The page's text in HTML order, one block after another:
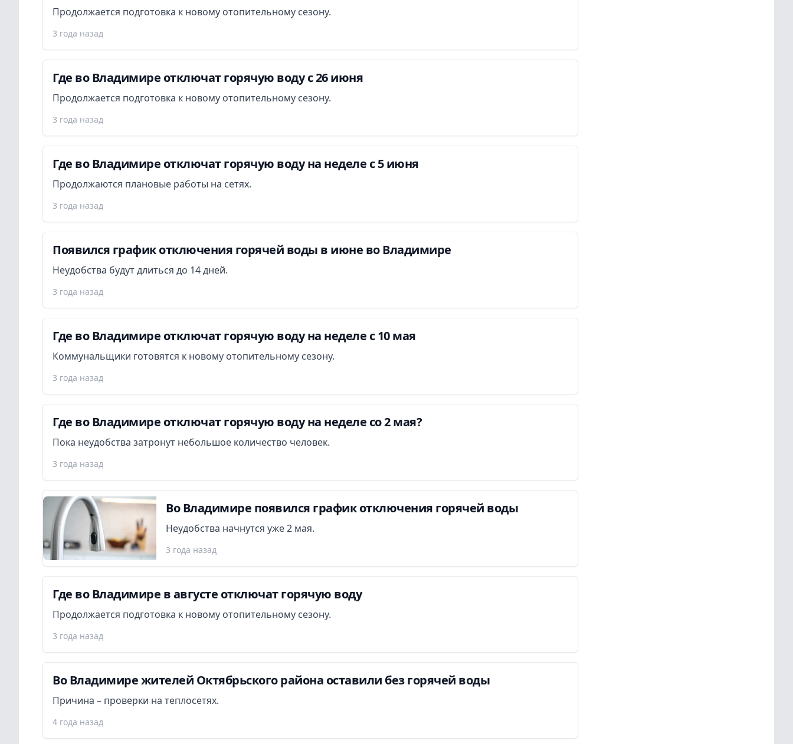
Продолжается подготовка к новому отопительному сезону.
3 года назад
Где во Владимире отключат горячую воду с 26 июня
Продолжается подготовка к новому отопительному сезону.
3 года назад
Где во Владимире отключат горячую воду на неделе с 5 июня
Продолжаются плановые работы на сетях.
3 года назад
Появился график отключения горячей воды в июне во Владимире
Неудобства будут длиться до 14 дней.
3 года назад
Где во Владимире отключат горячую воду на неделе с 10 мая
Коммунальщики готовятся к новому отопительному сезону.
3 года назад
Где во Владимире отключат горячую воду на неделе со 2 мая?
Пока неудобства затронут небольшое количество человек.
3 года назад
Во Владимире появился график отключения горячей воды
Неудобства начнутся уже 2 мая.
3 года назад
Где во Владимире в августе отключат горячую воду
Продолжается подготовка к новому отопительному сезону.
3 года назад
Во Владимире жителей Октябрьского района оставили без горячей воды
Причина – проверки на теплосетях.
4 года назад